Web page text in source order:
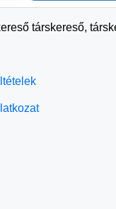
társkereső,